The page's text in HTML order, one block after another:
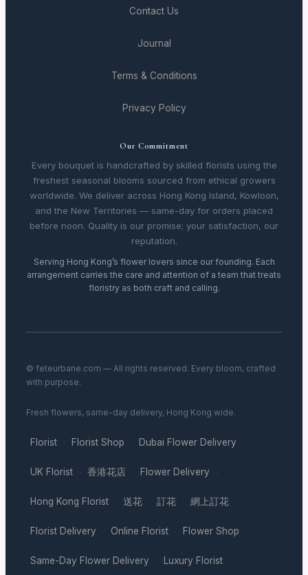
Contact Us
Journal
Terms & Conditions
Privacy Policy
Our Commitment
Every bouquet is handcrafted by skilled florists using the
freshest seasonal blooms sourced from ethical growers
worldwide. We deliver across Hong Kong Island, Kowloon,
and the New Territories — same-day for orders placed
before noon. Quality is our promise; your satisfaction, our
reputation.
Serving Hong Kong’s flower lovers since our founding. Each
arrangement carries the care and attention of a team that treats
floristry as both craft and calling.
© feteurbane.com — All rights reserved. Every bloom, crafted
with purpose.
Fresh flowers, same-day delivery, Hong Kong wide.
Florist · Florist Shop · Dubai Flower Delivery ·
UK Florist · 香港花店 · Flower Delivery ·
Hong Kong Florist · 送花 · 訂花 · 網上訂花 ·
Florist Delivery · Online Florist · Flower Shop ·
Same-Day Flower Delivery · Luxury Florist ·